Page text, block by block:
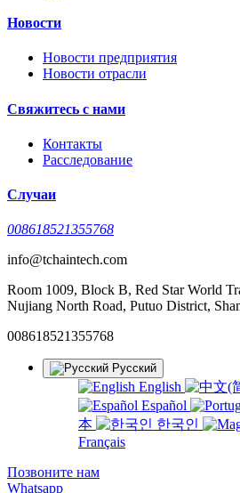
Новости
Новости предприятия
Новости отрасли
Свяжитесь с нами
Контакты
Расследование
Случаи
008618521355768
info@tchaintech.com
Room 1009, Block B, Red Star World
Nujiang North Road, Putuo District,
008618521355768
Русский
English
Español
本
한국인
Français
Позвоните нам
Whatsapp